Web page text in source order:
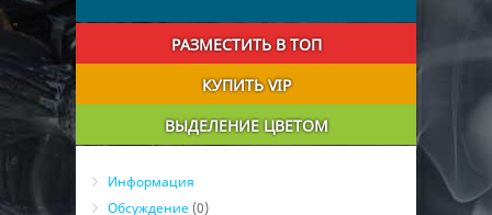
РАЗМЕСТИТЬ В ТОП
КУПИТЬ VIP
ВЫДЕЛЕНИЕ ЦВЕТОМ
Информация
Обсуждение (0)